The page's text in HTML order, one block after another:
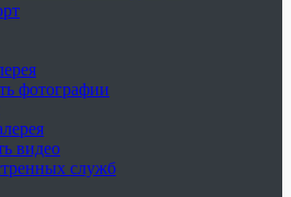
фотографии
видео
служб